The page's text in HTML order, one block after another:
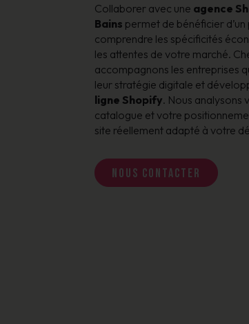
Collaborer avec une agence
Bains permet de bénéficier
comprendre les spécificités
les attentes de votre marché.
accompagnons les entreprises
leur stratégie digitale et
ligne Shopify. Nous analysons
catalogue et votre
site réellement adapté à votre
Nous contacter